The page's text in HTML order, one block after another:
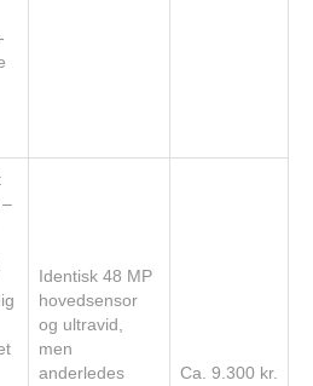
Identisk 48 MP
hovedsensor
og ultravid,
men
anderledes
Ca. 9.300 kr.